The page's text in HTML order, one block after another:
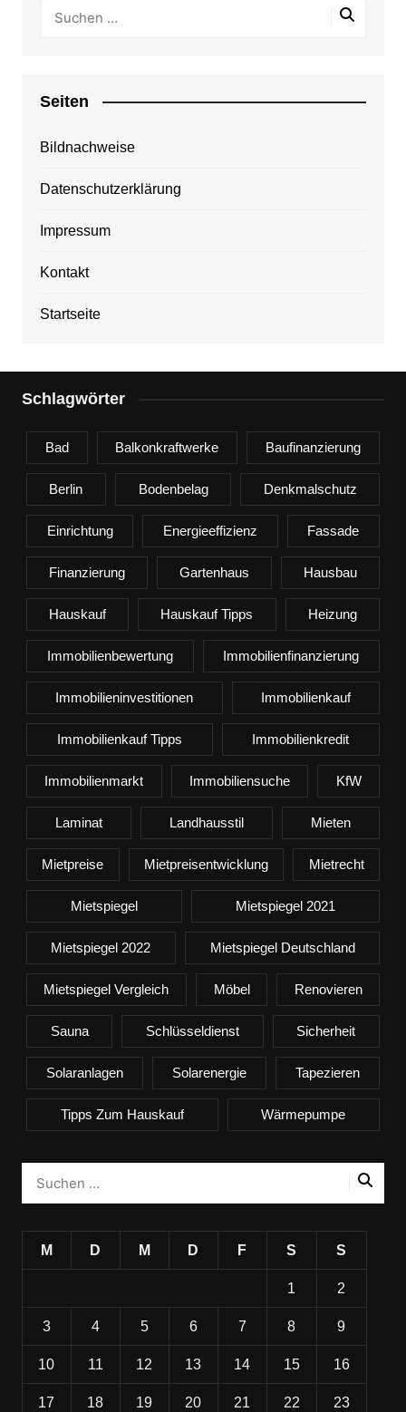
Seiten
Bildnachweise
Datenschutzerklärung
Impressum
Kontakt
Startseite
Schlagwörter
Bad Balkonkraftwerke Baufinanzierung
Berlin Bodenbelag Denkmalschutz
Einrichtung Energieeffizienz Fassade
Finanzierung Gartenhaus Hausbau
Hauskauf Hauskauf Tipps Heizung
Immobilienbewertung Immobilienfinanzierung
Immobilieninvestitionen Immobilienkauf
Immobilienkauf Tipps Immobilienkredit
Immobilienmarkt Immobiliensuche KfW
Laminat Landhausstil Mieten
Mietpreise Mietpreisentwicklung Mietrecht
Mietspiegel Mietspiegel 2021
Mietspiegel 2022 Mietspiegel Deutschland
Mietspiegel Vergleich Möbel Renovieren
Sauna Schlüsseldienst Sicherheit
Solaranlagen Solarenergie Tapezieren
Tipps Zum Hauskauf Wärmepumpe
M D M D F S S
1 2
3 4 5 6 7 8 9
10 11 12 13 14 15 16
17 18 19 20 21 22 23